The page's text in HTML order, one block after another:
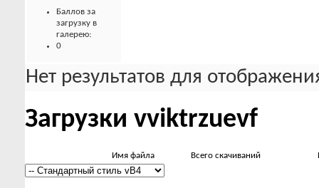
Баллов за
загрузку в
галерею:
0
Нет результатов для
Загрузки vviktrzuevf
Имя файла Всего скачиваний